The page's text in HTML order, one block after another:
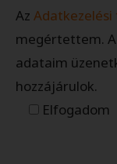
Az
megértettem.
adataim
hozzájárulok.
Elfogadom